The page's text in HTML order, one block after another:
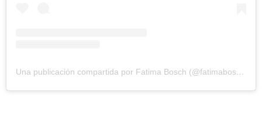
Una publicación compartida por Fatima Bosch (@fatimaboschfdz)